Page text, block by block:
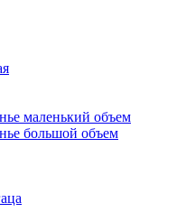
маленький объем
большой объем